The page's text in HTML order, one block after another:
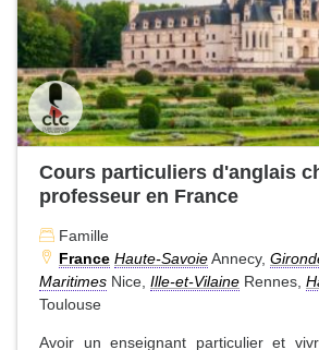
Cours particuliers d'anglais
professeur en France
Famille
France Haute-SavoieAnnecy,
Maritimes Nice, Ille-et-Vilaine Rennes,
Toulouse
Avoir un enseignant particulier et